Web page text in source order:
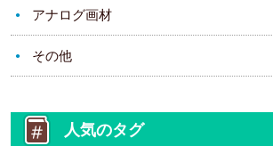
アナログ画材
その他
人気のタグ